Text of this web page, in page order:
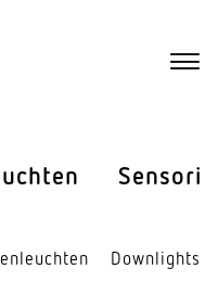
Sensorik
Down­lights